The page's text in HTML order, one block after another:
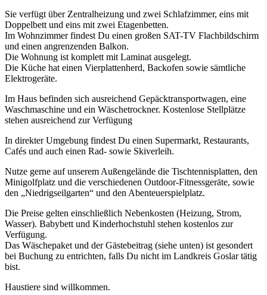
Sie verfügt über Zentralheizung und zwei Schlafzimmer, eins mit
Doppelbett und eins mit zwei Etagenbetten.
Im Wohnzimmer findest Du einen großen SAT-TV Flachbildschirm
und einen angrenzenden Balkon.
Die Wohnung ist komplett mit Laminat ausgelegt.
Die Küche hat einen Vierplattenherd, Backofen sowie sämtliche
Elektrogeräte.
Im Haus befinden sich ausreichend Gepäcktransportwagen, eine
Waschmaschine und ein Wäschetrockner. Kostenlose Stellplätze
stehen ausreichend zur Verfügung
In direkter Umgebung findest Du einen Supermarkt, Restaurants,
Cafés und auch einen Rad- sowie Skiverleih.
Nutze gerne auf unserem Außengelände die Tischtennisplatten, den
Minigolfplatz und die verschiedenen Outdoor-Fitnessgeräte, sowie
den „Niedrigseilgarten“ und den Abenteuerspielplatz.
Die Preise gelten einschließlich Nebenkosten (Heizung, Strom,
Wasser). Babybett und Kinderhochstuhl stehen kostenlos zur
Verfügung.
Das Wäschepaket und der Gästebeitrag (siehe unten) ist gesondert
bei Buchung zu entrichten, falls Du nicht im Landkreis Goslar tätig
bist.
Haustiere sind willkommen.